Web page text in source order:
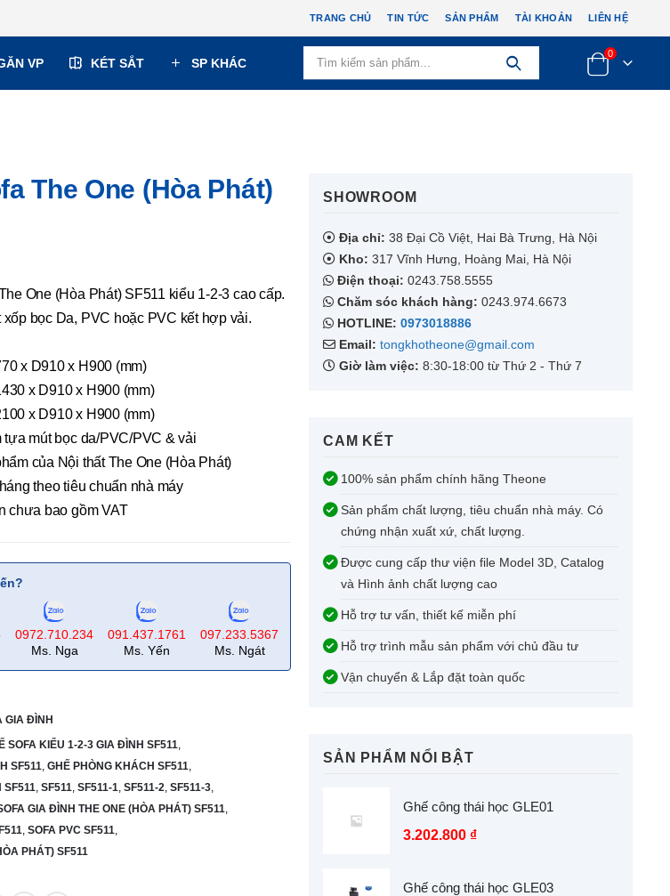
TRANG CHỦ TIN TỨC SẢN PHẨM TÀI KHOẢN LIÊN HỆ
VP KÉT SẮT SP KHÁC
0
The One (Hòa Phát)
One (Hòa Phát) SF511 kiểu 1-2-3 cao cấp.
bọc Da, PVC hoặc PVC kết hợp vải.
x D910 x H900 (mm)
x D910 x H900 (mm)
x D910 x H900 (mm)
mút bọc da/PVC/PVC & vải
của Nội thất The One (Hòa Phát)
theo tiêu chuẩn nhà máy
chưa bao gồm VAT
0972.710.234
Ms. Nga
091.437.1761
Ms. Yến
097.233.5367
Ms. Ngát
GIA ĐÌNH
SOFA KIỂU 1-2-3 GIA ĐÌNH SF511
SF511 GHẾ PHÒNG KHÁCH SF511
SF511 SF511 SF511-1 SF511-2 SF511-3
GIA ĐÌNH THE ONE (HÒA PHÁT) SF511
SOFA PVC SF511
PHÁT) SF511
SHOWROOM​
Địa chỉ: 38 Đại Cồ Việt, Hai Bà Trưng, Hà Nội
Kho: 317 Vĩnh Hưng, Hoàng Mai, Hà Nội
Điện thoại: 0243.758.5555
Chăm sóc khách hàng: 0243.974.6673
HOTLINE: 0973018886
Email: tongkhotheone@gmail.com
Giờ làm việc: 8:30-18:00 từ Thứ 2 - Thứ 7
CAM KẾT​
100% sản phẩm chính hãng Theone
Sản phẩm chất lượng, tiêu chuẩn nhà máy. Có
chứng nhận xuất xứ, chất lượng.
Được cung cấp thư viện file Model 3D, Catalog
và Hình ảnh chất lượng cao
Hỗ trợ tư vấn, thiết kế miễn phí
Hỗ trợ trình mẫu sản phẩm với chủ đầu tư
Vận chuyển & Lắp đặt toàn quốc
SẢN PHẨM NỔI BẬT
Ghế công thái học GLE01
3.202.800 ₫
Ghế công thái học GLE03